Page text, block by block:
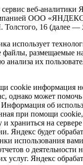
сервис веб-аналитики
ООО
Толстого, 16 (далее —
использует
файлы, размещаемые
анализа их
cookie информация
однако может
Информация об
при помощи cookie,
и храниться на
Яндекс будет
использования вами
о деятельности
услуг. Яндекс